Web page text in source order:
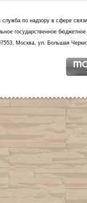
по надзору в сфере
государственное
Москва, ул. Большая